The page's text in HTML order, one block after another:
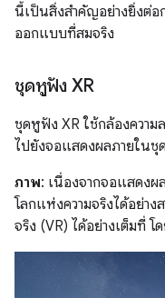
นี้เป็นสิ่งสำคัญอย่างยิ่งต่อก
ออกแบบที่สมจริง
ชุดหูฟัง XR
ชุดหูฟัง XR ใช้กล้องความ
ไปยังจอแสดงผลภายในชุ
ภาพ: เนื่องจากจอแสดง
โลกแห่งความจริงได้อย่า
จริง (VR) ได้อย่างเต็มที่